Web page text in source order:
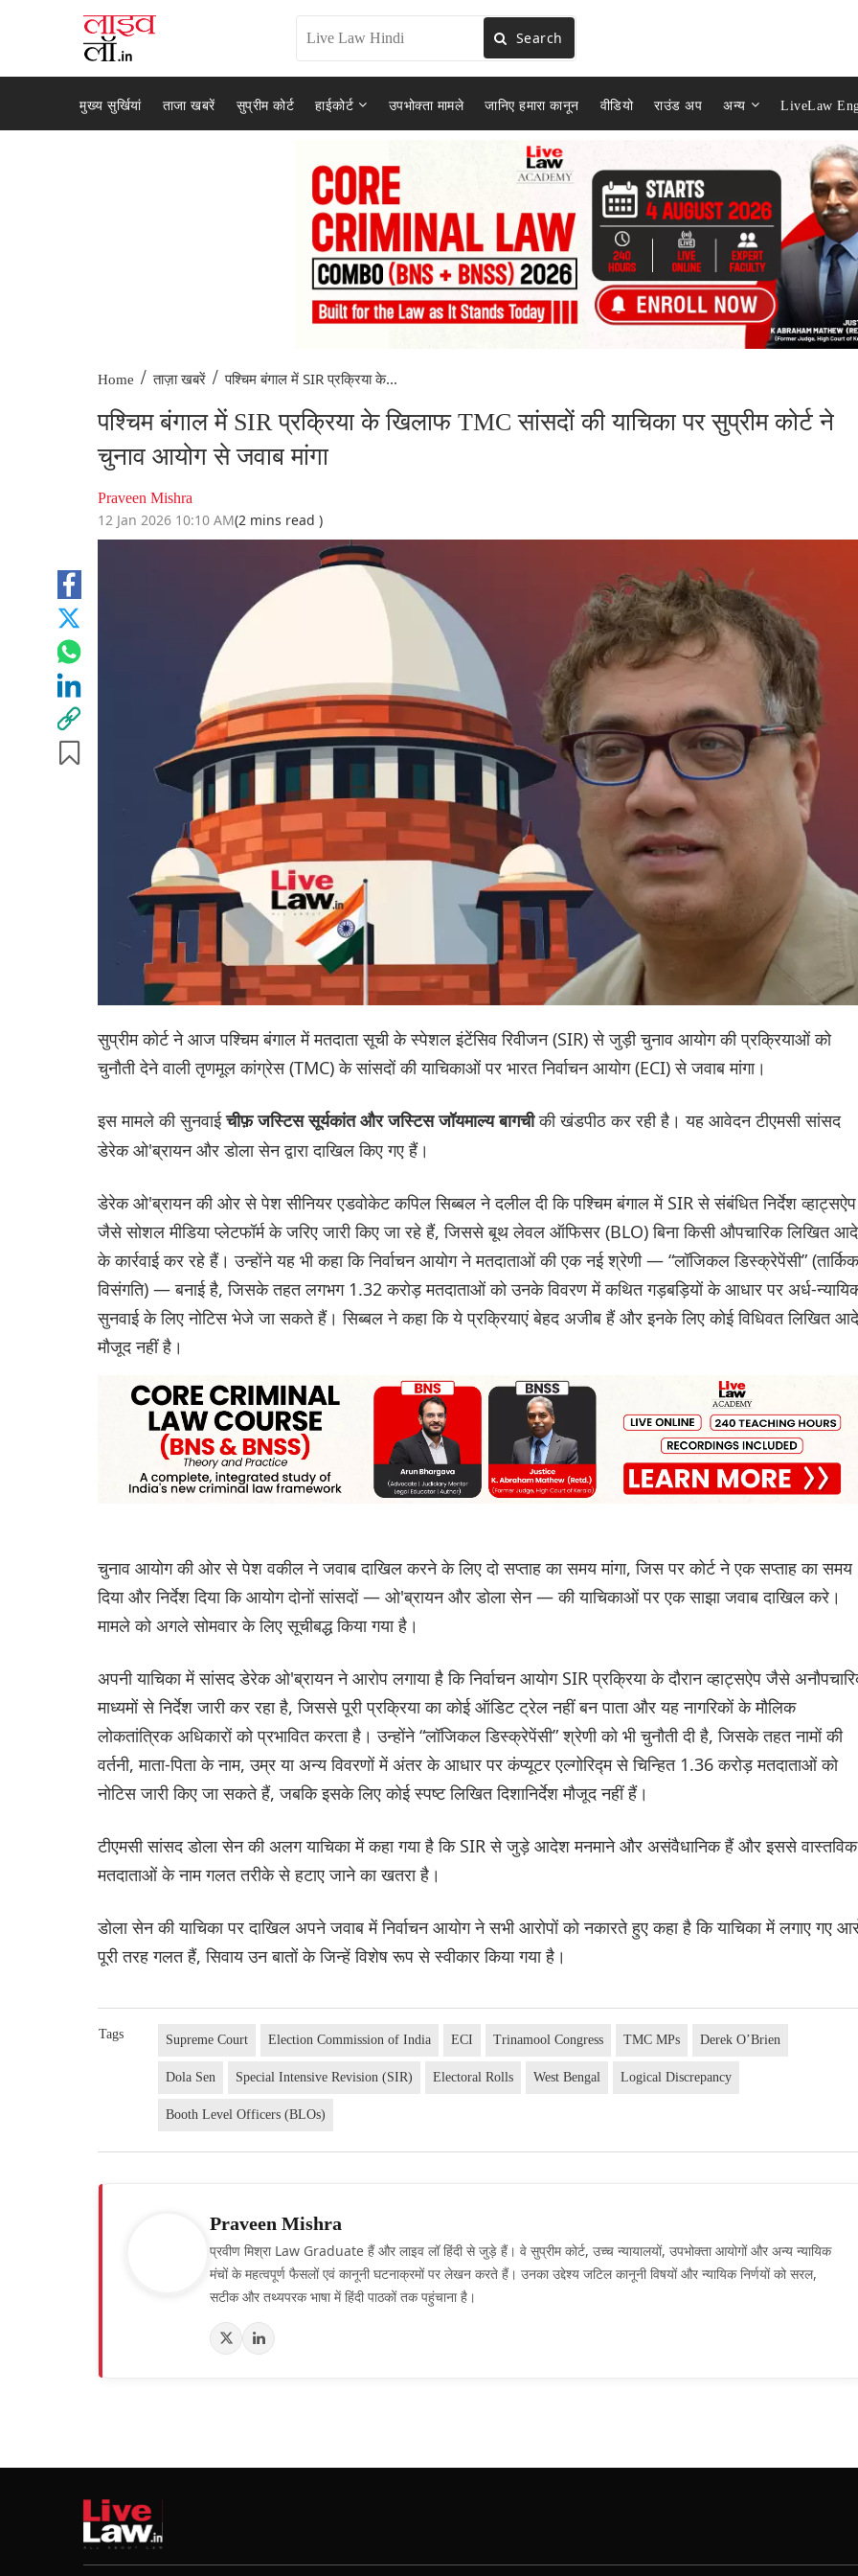
Search
मुख्य सुर्खियां ताजा खबरें सुप्रीम कोर्ट हाईकोर्ट उपभोक्ता मामले जानिए हमारा कानून वीडियो राउंड अप अन्य LiveLaw
Home / ताज़ा खबरें / पश्चिम बंगाल में SIR प्रक्रिया के...
पश्चिम बंगाल में SIR प्रक्रिया के खिलाफ TMC सांसदों की याचिका पर सुप्रीम कोर्ट ने
चुनाव आयोग से जवाब मांगा
Praveen Mishra
12 Jan 2026 10:10 AM(2 mins read )
सुप्रीम कोर्ट ने आज पश्चिम बंगाल में मतदाता सूची के स्पेशल इंटेंसिव रिवीजन (SIR) से जुड़ी चुनाव आयोग की प्रक्रियाओं को
चुनौती देने वाली तृणमूल कांग्रेस (TMC) के सांसदों की याचिकाओं पर भारत निर्वाचन आयोग (ECI) से जवाब मांगा।
इस मामले की सुनवाईचीफ़ जस्टिस सूर्यकांत और जस्टिस जॉयमाल्य बागचीकी खंडपीठ कर रही है। यह आवेदन टीएमसी सांसद
डेरेक ओ'ब्रायन और डोला सेन द्वारा दाखिल किए गए हैं।
डेरेक ओ'ब्रायन की ओर से पेश सीनियर एडवोकेट कपिल सिब्बल ने दलील दी कि पश्चिम बंगाल में SIR से संबंधित निर्देश व्हाट्सऐप
जैसे सोशल मीडिया प्लेटफॉर्म के जरिए जारी किए जा रहे हैं, जिससे बूथ लेवल ऑफिसर (BLO) बिना किसी औपचारिक लिखित
के कार्रवाई कर रहे हैं। उन्होंने यह भी कहा कि निर्वाचन आयोग ने मतदाताओं की एक नई श्रेणी — “लॉजिकल डिस्क्रेपेंसी” (तार्किक
विसंगति) — बनाई है, जिसके तहत लगभग 1.32 करोड़ मतदाताओं को उनके विवरण में कथित गड़बड़ियों के आधार पर अर्ध-
सुनवाई के लिए नोटिस भेजे जा सकते हैं। सिब्बल ने कहा कि ये प्रक्रियाएं बेहद अजीब हैं और इनके लिए कोई विधिवत लिखित
मौजूद नहीं है।
चुनाव आयोग की ओर से पेश वकील ने जवाब दाखिल करने के लिए दो सप्ताह का समय मांगा, जिस पर कोर्ट ने एक सप्ताह का समय
दिया और निर्देश दिया कि आयोग दोनों सांसदों — ओ'ब्रायन और डोला सेन — की याचिकाओं पर एक साझा जवाब दाखिल करे।
मामले को अगले सोमवार के लिए सूचीबद्ध किया गया है।
अपनी याचिका में सांसद डेरेक ओ'ब्रायन ने आरोप लगाया है कि निर्वाचन आयोग SIR प्रक्रिया के दौरान व्हाट्सऐप जैसे
माध्यमों से निर्देश जारी कर रहा है, जिससे पूरी प्रक्रिया का कोई ऑडिट ट्रेल नहीं बन पाता और यह नागरिकों के मौलिक
लोकतांत्रिक अधिकारों को प्रभावित करता है। उन्होंने “लॉजिकल डिस्क्रेपेंसी” श्रेणी को भी चुनौती दी है, जिसके तहत नामों की
वर्तनी, माता-पिता के नाम, उम्र या अन्य विवरणों में अंतर के आधार पर कंप्यूटर एल्गोरिद्म से चिन्हित 1.36 करोड़ मतदाताओं को
नोटिस जारी किए जा सकते हैं, जबकि इसके लिए कोई स्पष्ट लिखित दिशानिर्देश मौजूद नहीं हैं।
टीएमसी सांसद डोला सेन की अलग याचिका में कहा गया है कि SIR से जुड़े आदेश मनमाने और असंवैधानिक हैं और इससे वास्तविक
मतदाताओं के नाम गलत तरीके से हटाए जाने का खतरा है।
डोला सेन की याचिका पर दाखिल अपने जवाब में निर्वाचन आयोग ने सभी आरोपों को नकारते हुए कहा है कि याचिका में लगाए गए
पूरी तरह गलत हैं, सिवाय उन बातों के जिन्हें विशेष रूप से स्वीकार किया गया है।
Tags Supreme Court Election Commission of India ECI Trinamool Congress TMC MPs Derek O’Brien
Dola Sen Special Intensive Revision (SIR) Electoral Rolls West Bengal Logical Discrepancy
Booth Level Officers (BLOs)
Praveen Mishra
प्रवीण मिश्रा Law Graduate हैं और लाइव लॉ हिंदी से जुड़े हैं। वे सुप्रीम कोर्ट, उच्च न्यायालयों, उपभोक्ता आयोगों और अन्य न्यायिक
मंचों के महत्वपूर्ण फैसलों एवं कानूनी घटनाक्रमों पर लेखन करते हैं। उनका उद्देश्य जटिल कानूनी विषयों और न्यायिक निर्णयों को सरल,
सटीक और तथ्यपरक भाषा में हिंदी पाठकों तक पहुंचाना है।